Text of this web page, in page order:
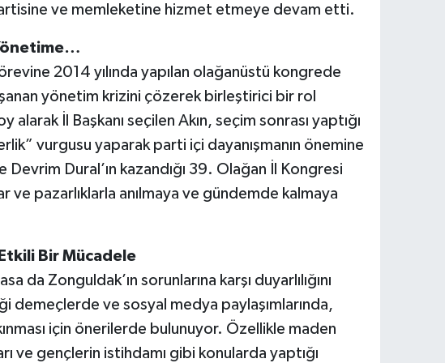
ve memleketine hizmet etmeye devam etti.
2014 yılında yapılan olağanüstü kongrede
yönetim krizini çözerek birleştirici bir rol
İl Başkanı seçilen Akın, seçim sonrası yaptığı
vurgusu yaparak parti içi dayanışmanın önemine
Dural’ın kazandığı 39. Olağan İl Kongresi
ve pazarlıklarla anılmaya ve gündemde kalmaya
Bir Mücadele
da Zonguldak’ın sorunlarına karşı duyarlılığını
demeçlerde ve sosyal medya paylaşımlarında,
için önerilerde bulunuyor. Özellikle maden
ve gençlerin istihdamı gibi konularda yaptığı